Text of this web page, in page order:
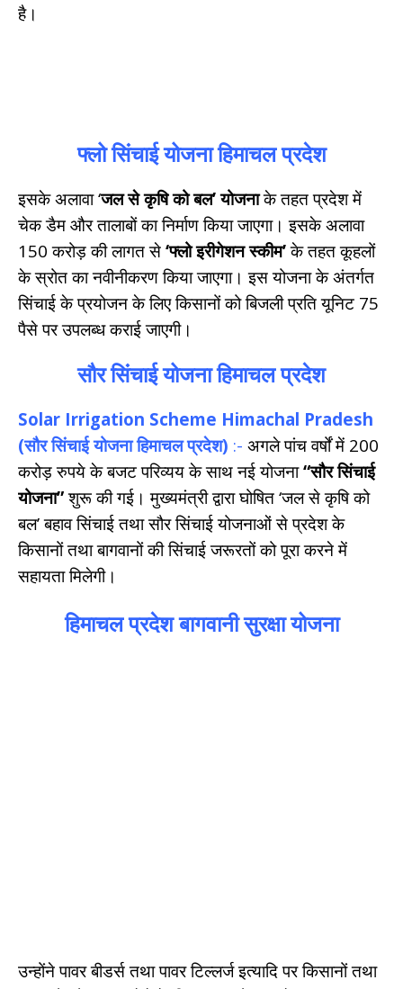
है।
फ्लो सिंचाई योजना हिमाचल प्रदेश
इसके अलावा ‘जल से कृषि को बल’ योजनाके तहत प्रदेश में
चेक डैम और तालाबों का निर्माण किया जाएगा। इसके अलावा
150 करोड़ की लागत से ‘फ्लो इरीगेशन स्कीम’के तहत कूहलों
के स्रोत का नवीनीकरण किया जाएगा। इस योजना के अंतर्गत
सिंचाई के प्रयोजन के लिए किसानों को बिजली प्रति यूनिट 75
पैसे पर उपलब्ध कराई जाएगी।
सौर सिंचाई योजना हिमाचल प्रदेश
Solar Irrigation Scheme Himachal Pradesh
(सौर सिंचाई योजना हिमाचल प्रदेश) :- अगले पांच वर्षों में 200
करोड़ रुपये के बजट परिव्यय के साथ नई योजना“सौर सिंचाई
योजना”शुरू की गई। मुख्यमंत्री द्वारा घोषित ‘जल से कृषि को
बल’ बहाव सिंचाई तथा सौर सिंचाई योजनाओं से प्रदेश के
किसानों तथा बागवानों की सिंचाई जरूरतों को पूरा करने में
सहायता मिलेगी।
हिमाचल प्रदेश बागवानी सुरक्षा योजना
उन्होंने पावर बीडर्स तथा पावर टिल्लर्ज इत्यादि पर किसानों तथा